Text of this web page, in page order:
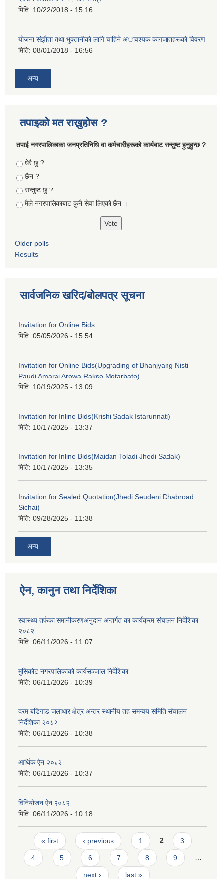
मिति: 10/22/2018 - 15:16
याेजना संझाैता तथा भुक्तानीकाे लागि चाहिने अावश्यक कागजातहरूकाे विवरण
मिति: 08/01/2018 - 16:56
अन्य
तपाइको मत राख्नुहोस ?
तपा‌ई नगरपालिकाका जनप्रतिनिधि वा कर्मचारीहरूकाे कार्यबाट सन्तुष्ट हुनुहुन्छ ?
Choices
धेरै छु ?
छैन ?
सन्तुष्ट छु ?
मैले नगरपालिकाबाट कुनै सेवा लिएकाे छैन ।
Older polls
Results
सार्वजनिक खरिद/बोलपत्र सूचना
Invitation for Online Bids
मिति: 05/05/2026 - 15:54
Invitation for Online Bids(Upgrading of Bhanjyang Nisti
Paudi Amarai Arewa Rakse Motarbato)
मिति: 10/19/2025 - 13:09
Invitation for Inline Bids(Krishi Sadak Istarunnati)
मिति: 10/17/2025 - 13:37
Invitation for Inline Bids(Maidan Toladi Jhedi Sadak)
मिति: 10/17/2025 - 13:35
Invitation for Sealed Quotation(Jhedi Seudeni Dhabroad
Sichai)
मिति: 09/28/2025 - 11:38
अन्य
ऐन, कानुन तथा निर्देशिका
स्वास्थ्य तर्फका समानीकरणअनुदान अन्तर्गत का कार्यक्रम संचालन निर्देशिका
२०८२
मिति: 06/11/2026 - 11:07
मुसिकोट नगरपालिकाको कार्यसञ्जाल निर्देशिका
मिति: 06/11/2026 - 10:39
दरम बडिगाड जलाधार क्षेत्र अन्तर स्थानीय तह समन्वय समिति संचालन
निर्देशिका २०८२
मिति: 06/11/2026 - 10:38
आर्थिक ऐन २०८२
मिति: 06/11/2026 - 10:37
विनियोजन ऐन २०८२
मिति: 06/11/2026 - 10:18
Pages
« first ‹ previous 1 2 3
4 5 6 7 8 9 …
next › last »